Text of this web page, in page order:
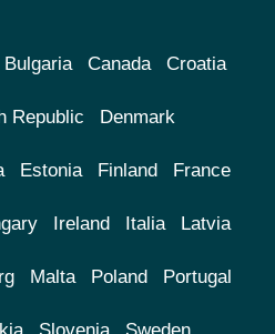
Bulgaria Canada Croatia
Republic Denmark
Estonia Finland France
Ireland Italia Latvia
Malta Poland Portugal